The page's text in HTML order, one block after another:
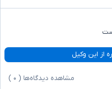
از این وکیل
مشاهده دیدگاه‌ها ( ۰